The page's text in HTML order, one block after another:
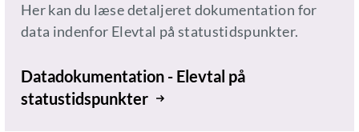
Her kan du læse detaljeret dokumentation for
data indenfor Elevtal på statustidspunkter.
Datadokumentation - Elevtal på
statustidspunkter